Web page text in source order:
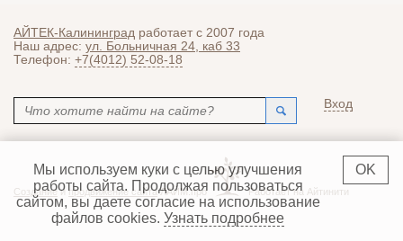
АЙТЕК-Калининград работает с 2007 года
Наш адрес: ул. Больничная 24, каб 33
Телефон: +7(4012) 52-08-18
Форма поиска
Поиск Вход
Созданиеи продвижение сайтаЛАЙМ.про Работает на Айтинити
Мы используем куки с целью улучшения
работы сайта. Продолжая пользоваться
сайтом, вы даете согласие на использование
файлов cookies.Узнать подробнее
OK